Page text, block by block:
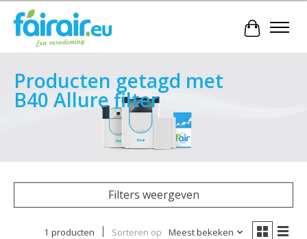
Producten getagd met
B40 Allure filter
Filters weergeven
1 producten Sorteren op Meest bekeken